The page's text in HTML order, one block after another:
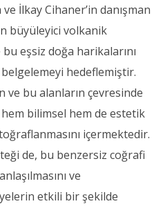
ve İlkay Cihaner’in danışman
büyüleyici volkanik
eşsiz doğa harikalarını
belgelemeyi hedeflemiştir.
ve bu alanların çevresinde
bilimsel hem de estetik
içermektedir.
de, bu benzersiz coğrafi
ve
etkili bir şekilde